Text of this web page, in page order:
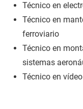
Técnico en
Técnico en
ferroviario
Técnico en
sistemas
Técnico en